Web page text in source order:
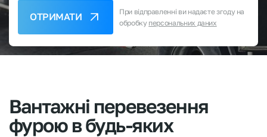
ОТРИМАТИ
При відправленні ви надаєте згоду на
обробку персональних даних
Вантажні перевезення
фурою в будь-яких